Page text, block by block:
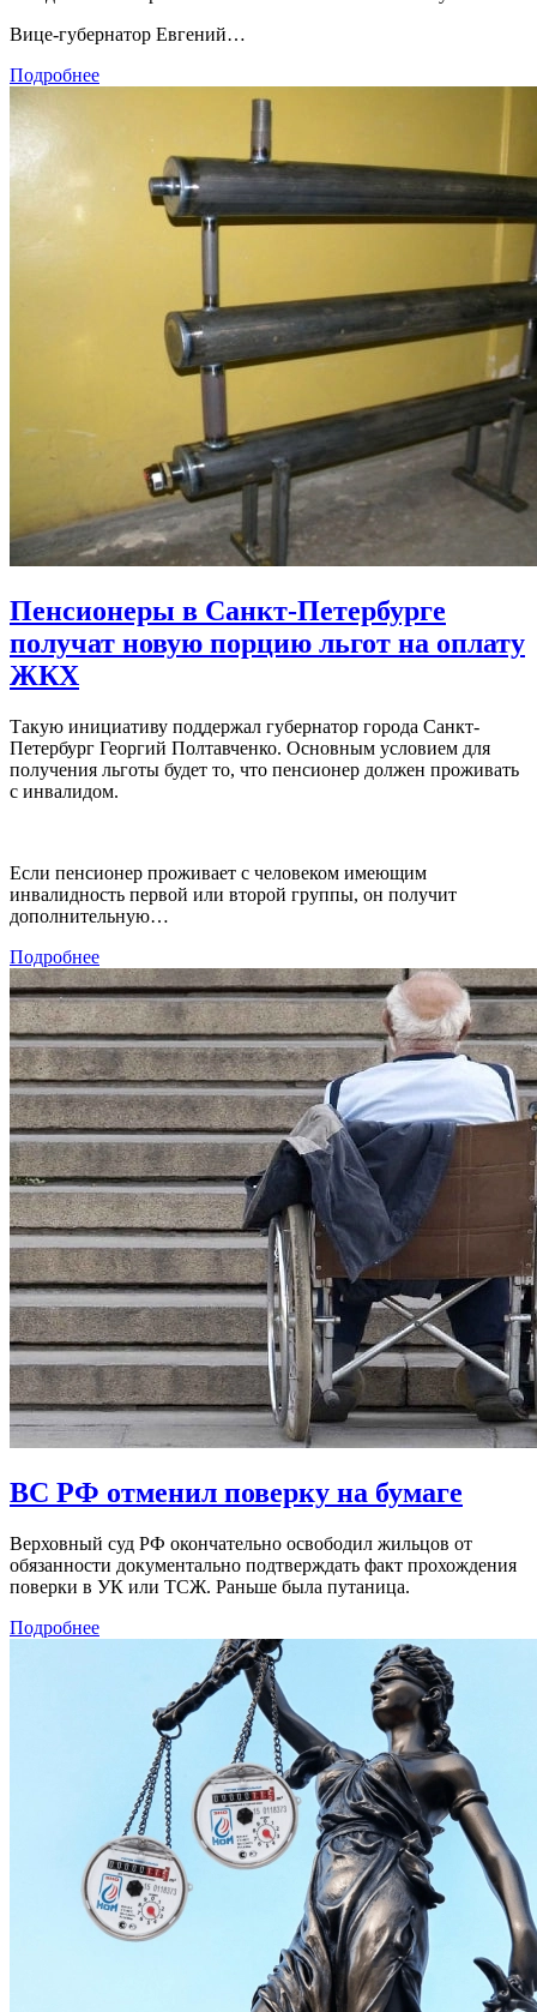
Вице-губернатор Евгений…
Подробнее
Пенсионеры в Санкт-Петербурге
получат новую порцию льгот на оплату
ЖКХ
Такую инициативу поддержал губернатор города Санкт-
Петербург Георгий Полтавченко. Основным условием для
получения льготы будет то, что пенсионер должен проживать
с инвалидом.
Если пенсионер проживает с человеком имеющим
инвалидность первой или второй группы, он получит
дополнительную…
Подробнее
ВС РФ отменил поверку на бумаге
Верховный суд РФ окончательно освободил жильцов от
обязанности документально подтверждать факт прохождения
поверки в УК или ТСЖ. Раньше была путаница.
Подробнее